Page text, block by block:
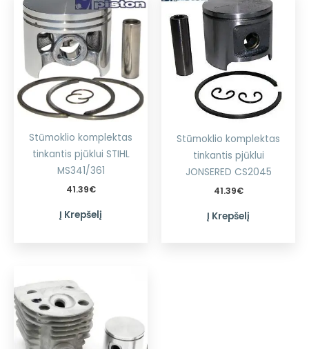
Stūmoklio komplektas
tinkantis pjūklui STIHL
MS341/361
41.39€
Į Krepšelį
Stūmoklio komplektas
tinkantis pjūklui
JONSERED CS2045
41.39€
Į Krepšelį